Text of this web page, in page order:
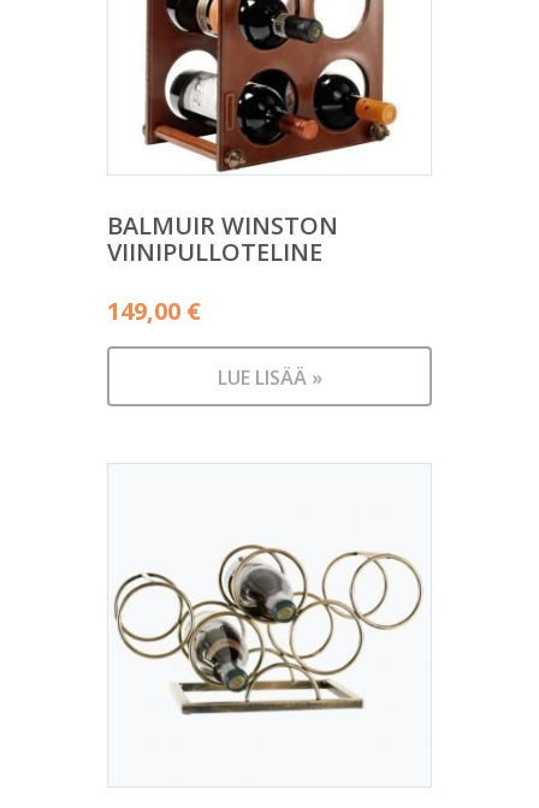
BALMUIR WINSTON
VIINIPULLOTELINE
149,00 €
LUE LISÄÄ »